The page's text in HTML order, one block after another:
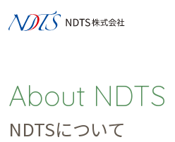
About NDTS
NDTSについて